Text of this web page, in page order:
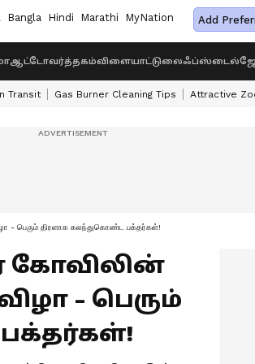
Bangla Hindi Marathi MyNation Add
ஆட்டோவர்த்தகம்விளையாட்டுலைஃப்ஸ்டைல்
Transit Gas Burner Cleaning Tips Attractive
- பெரும் திரளாக கலந்துகொண்ட பக்தர்கள்!
கோவிலின்
- பெரும்